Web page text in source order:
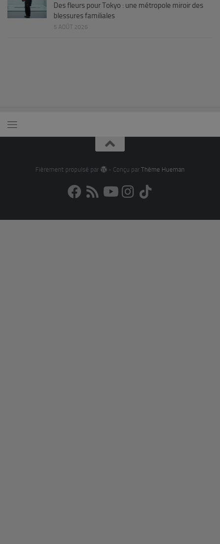
Des fleurs pour Tokyo : une métropole miroir des
blessures familiales
5 AOÛT 2026
Fièrement propulsé par - Conçu par Thème Hueman